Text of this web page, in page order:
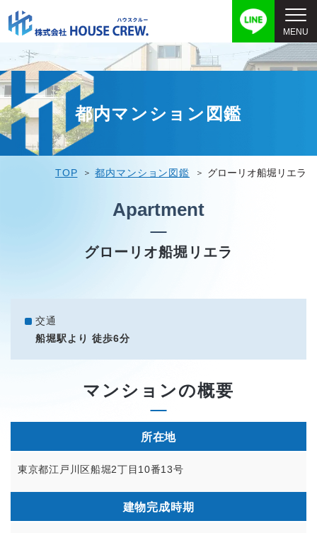
都内マンション図鑑
TOP 都内マンション図鑑 グローリオ船堀リエラ
Apartment
グローリオ船堀リエラ
交通
船堀駅より 徒歩6分
マンションの概要
所在地
東京都江戸川区船堀2丁目10番13号
建物完成時期